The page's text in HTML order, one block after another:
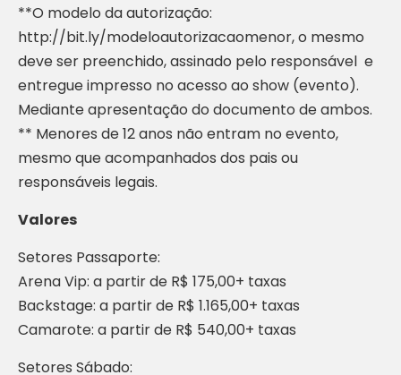
**O modelo da autorização:
http://bit.ly/modeloautorizacaomenor, o mesmo
deve ser preenchido, assinado pelo responsável e
entregue impresso no acesso ao show (evento).
Mediante apresentação do documento de ambos.
** Menores de 12 anos não entram no evento,
mesmo que acompanhados dos pais ou
responsáveis legais.
Valores
Setores Passaporte:
Arena Vip: a partir de R$ 175,00+ taxas
Backstage: a partir de R$ 1.165,00+ taxas
Camarote: a partir de R$ 540,00+ taxas
Setores Sábado: